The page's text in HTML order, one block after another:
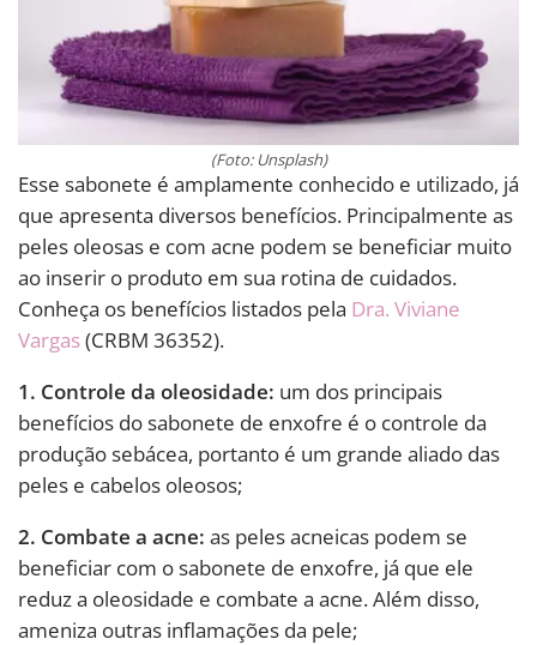
(Foto: Unsplash)
Esse sabonete é amplamente conhecido e utilizado, já
que apresenta diversos benefícios. Principalmente as
peles oleosas e com acne podem se beneficiar muito
ao inserir o produto em sua rotina de cuidados.
Conheça os benefícios listados pela Dra. Viviane
Vargas(CRBM 36352).
1. Controle da oleosidade: um dos principais
benefícios do sabonete de enxofre é o controle da
produção sebácea, portanto é um grande aliado das
peles e cabelos oleosos;
2. Combate a acne: as peles acneicas podem se
beneficiar com o sabonete de enxofre, já que ele
reduz a oleosidade e combate a acne. Além disso,
ameniza outras inflamações da pele;